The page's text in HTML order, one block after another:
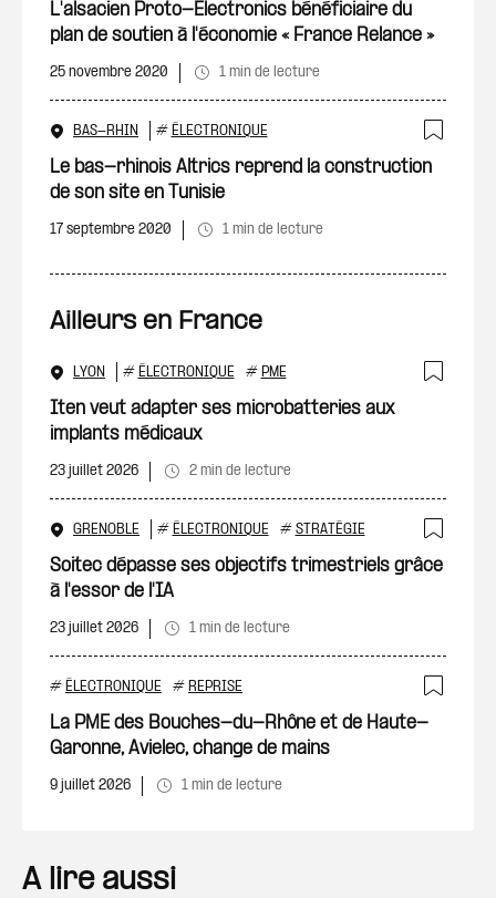
L'alsacien Proto-Electronics bénéficiaire du
plan de soutien à l'économie « France Relance »
25 novembre 2020 1 min de lecture
BAS-RHIN # ÉLECTRONIQUE
Le bas-rhinois Altrics reprend la construction
de son site en Tunisie
17 septembre 2020 1 min de lecture
Ailleurs en France
LYON # ÉLECTRONIQUE # PME
Iten veut adapter ses microbatteries aux
implants médicaux
23 juillet 2026 2 min de lecture
GRENOBLE # ÉLECTRONIQUE # STRATÉGIE
Soitec dépasse ses objectifs trimestriels grâce
à l'essor de l'IA
23 juillet 2026 1 min de lecture
# ÉLECTRONIQUE # REPRISE
La PME des Bouches-du-Rhône et de Haute-
Garonne, Avielec, change de mains
9 juillet 2026 1 min de lecture
A lire aussi